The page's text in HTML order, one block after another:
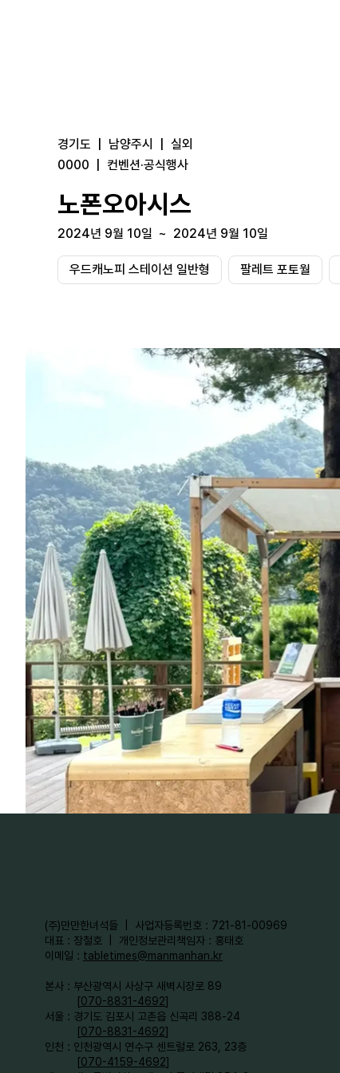
경기도 남양주시
실외
0000
컨벤션·공식행사
노폰오아시스
2024년 9월 10일 ~ 2024년 9월 10일
우드캐노피 스테이션 일반형 팔레트 포토월
​(주)만만한녀석들 | 사업자등록번호 : 721-81-00969
대표 : 장철호 | 개인정보관리책임자 : 홍태호
이메일 : tabletimes@manmanhan.kr
본사 : 부산광역시 사상구 새벽시장로 89
[070-8831-4692]
서울 : 경기도 김포시 고촌읍 신곡리 388-24
[070-8831-4692]
인천 : 인천광역시 연수구 센트럴로 263, 23층
[070-4159-4692]​